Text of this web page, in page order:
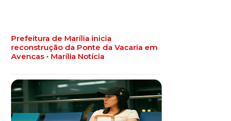
Prefeitura de Marília inicia
reconstrução da Ponte da Vacaria em
Avencas • Marília Notícia